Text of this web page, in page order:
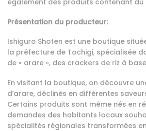
Présentation du producteur:
Ishiguro Shoten est une boutique
la préfecture de Tochigi, spécialisée
de « arare », des crackers de riz à
En visitant la boutique, on découvre
d’arare, déclinés en différentes
Certains produits sont même nés en
demandes des habitants locaux
spécialités régionales transformées